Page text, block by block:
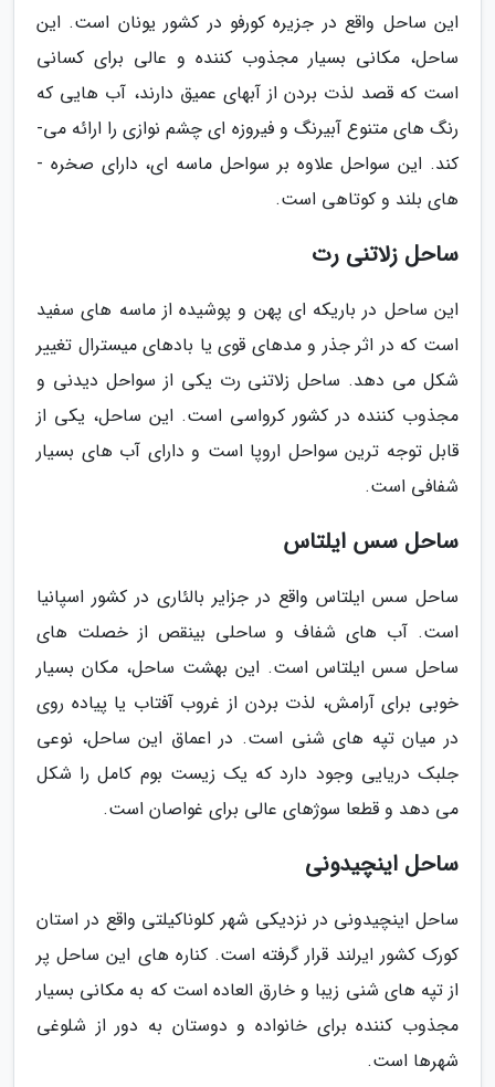
این ساحل واقع در جزیره کورفو در کشور یونان است. این
ساحل، مکانی بسیار مجذوب کننده و عالی برای کسانی
است که قصد لذت بردن از آب­های عمیق دارند، آب­ هایی که
رنگ­ های متنوع آبی­رنگ و فیروزه­ ای چشم­ نوازی را ارائه می­
کند. این سواحل علاوه بر سواحل ماسه­ ای، دارای صخره ­
های بلند و کوتاهی است.
ساحل زلاتنی رت
این ساحل در باریکه ­ای پهن و پوشیده از ماسه­ های سفید
است که در اثر جذر و مدهای قوی یا بادهای میسترال تغییر
شکل می ­دهد. ساحل زلاتنی رت یکی از سواحل دیدنی و
مجذوب کننده در کشور کرواسی است. این ساحل، یکی از
قابل توجه­ ترین سواحل اروپا است و دارای آب­ های بسیار
شفافی است.
ساحل سس ایلتاس
ساحل سس ایلتاس واقع در جزایر بالئاری در کشور اسپانیا
است. آب­ های شفاف و ساحلی بی­نقص از خصلت­ های
ساحل سس ایلتاس است. این بهشت ساحل، مکان بسیار
خوبی برای آرامش، لذت بردن از غروب آفتاب یا پیاده­ روی
در میان تپه­ های شنی است. در اعماق این ساحل، نوعی
جلبک دریایی وجود دارد که یک زیست بوم کامل را شکل
می­ دهد و قطعا سوژه­ای عالی برای غواصان است.
ساحل اینچیدونی
ساحل اینچیدونی در نزدیکی شهر کلوناکیلتی واقع در استان
کورک کشور ایرلند قرار گرفته است. کناره­ های این ساحل پر
از تپه ­های شنی زیبا و خارق­ العاده است که به مکانی بسیار
مجذوب کننده برای خانواده و دوستان به دور از شلوغی
شهرها است.